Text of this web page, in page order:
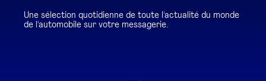
Une sélection quotidienne de toute l'actualité du monde
de l'automobile sur votre messagerie.